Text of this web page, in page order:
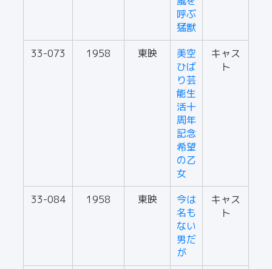
呼ぶ
猛獣
33-073 1958 東映
美空
ひば
り芸
能生
活十
周年
記念
希望
の乙
女
キャス
ト
33-084 1958 東映
今は
名も
ない
男だ
が
キャス
ト